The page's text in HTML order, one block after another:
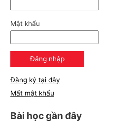
Mật khẩu
Đăng ký tại đây
Mất mật khẩu
Bài học gần đây